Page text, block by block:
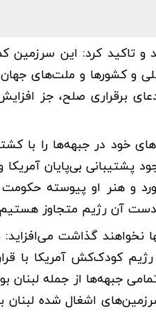
و تاکید کرد: این سرزمین
و کشورها و ملت‌های
برقراری صلح، جز
خود در جبهه‌ها را با
پشتیبانی بی‌پایان آمریکا
و هنر او پیوسته
دست آن رژیم متجاوز
نخواهند گذاشت می‌افزاید:
کودک‌کش آمریکا با
جبهه‌ها از جمله لبنان
اشغال شده